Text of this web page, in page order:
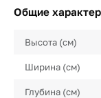
Общие
Высота (см)
Ширина (см)
Глубина (см)